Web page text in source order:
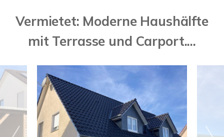
Vermietet: Moderne Haushälfte
mit Terrasse und Carport....